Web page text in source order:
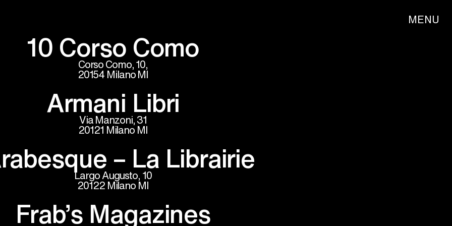
MENU
10 Corso Como
Corso Como, 10,
20154 Milano MI
Armani Libri
Via Manzoni, 31
20121 Milano MI
– La Librairie
Largo Augusto, 10
20122 Milano MI
​Frab’s Magazines